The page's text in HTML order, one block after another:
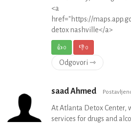
<a
href="https://
detox nashville</a>
👍0 👎0
Odgovori ⇾
saad Ahmed
At Atlanta Detox Center,
services for drugs and